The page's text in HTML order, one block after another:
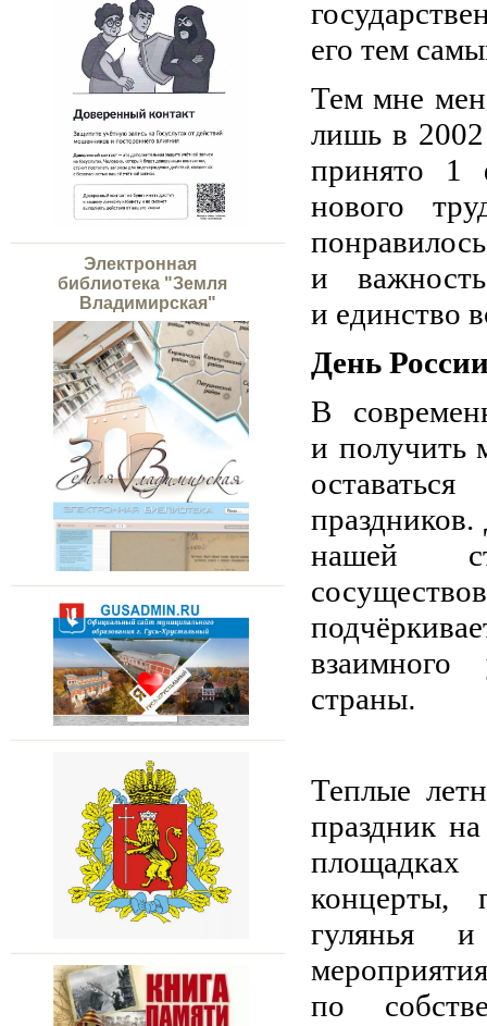
Электронная
библиотека "Земля
Владимирская"
его тем
Тем мне
лишь в
принято 1
нового
и
и единство
День
В
и получить
праздников.
нашей
страны.
Теплые
праздник
концерты,
гулянья и
по